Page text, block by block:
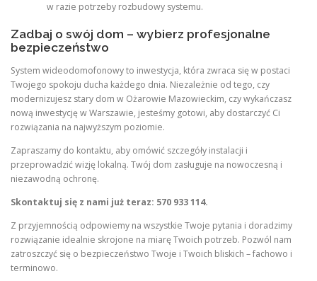
w razie potrzeby rozbudowy systemu.
Zadbaj o swój dom – wybierz profesjonalne
bezpieczeństwo
System wideodomofonowy to inwestycja, która zwraca się w postaci
Twojego spokoju ducha każdego dnia. Niezależnie od tego, czy
modernizujesz stary dom w Ożarowie Mazowieckim, czy wykańczasz
nową inwestycję w Warszawie, jesteśmy gotowi, aby dostarczyć Ci
rozwiązania na najwyższym poziomie.
Zapraszamy do kontaktu, aby omówić szczegóły instalacji i
przeprowadzić wizję lokalną. Twój dom zasługuje na nowoczesną i
niezawodną ochronę.
Skontaktuj się z nami już teraz: 570 933 114.
Z przyjemnością odpowiemy na wszystkie Twoje pytania i doradzimy
rozwiązanie idealnie skrojone na miarę Twoich potrzeb. Pozwól nam
zatroszczyć się o bezpieczeństwo Twoje i Twoich bliskich – fachowo i
terminowo.